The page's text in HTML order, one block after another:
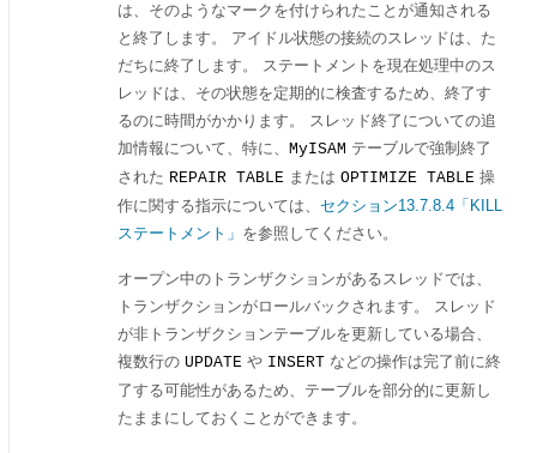
は、そのようなマークを付けられたことが通知される
と終了します。 アイドル状態の接続のスレッドは、た
だちに終了します。 ステートメントを現在処理中のス
レッドは、その状態を定期的に検査するため、終了す
るのに時間がかかります。 スレッド終了についての追
加情報について、特に、 MyISAM テーブルで強制終了
された REPAIR TABLE または OPTIMIZE TABLE 操
作に関する指示については、 セクション13.7.8.4「KILL
ステートメント」 を参照してください。
オープン中のトランザクションがあるスレッドでは、
トランザクションがロールバックされます。 スレッド
が非トランザクションテーブルを更新している場合、
複数行の UPDATE や INSERT などの操作は完了前に終
了する可能性があるため、テーブルを部分的に更新し
たままにしておくことができます。